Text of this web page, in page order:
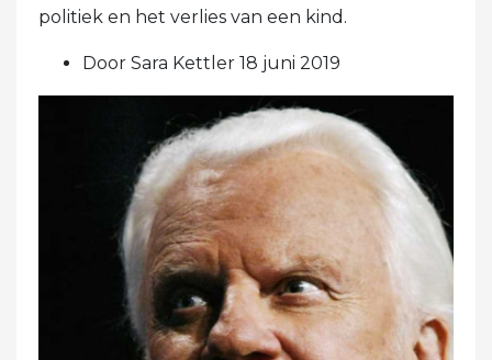
politiek en het verlies van een kind.
Door Sara Kettler 18 juni 2019